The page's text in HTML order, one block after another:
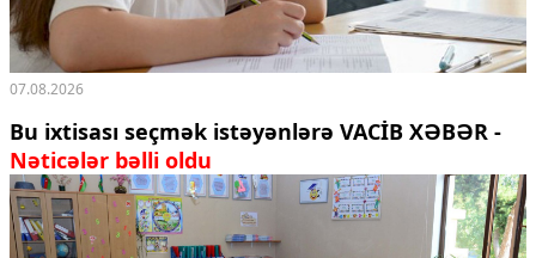
Əlaqə
Missiyamız
07.08.2026
Bu ixtisası seçmək istəyənlərə VACİB XƏBƏR -
Nəticələr bəlli oldu